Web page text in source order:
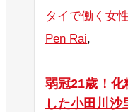
タイで働く女
Pen Rai,
弱冠21歳！化
した小田川沙